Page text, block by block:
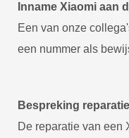
Inname Xiaomi aan
Een van onze
een nummer als
Bespreking
De reparatie van een